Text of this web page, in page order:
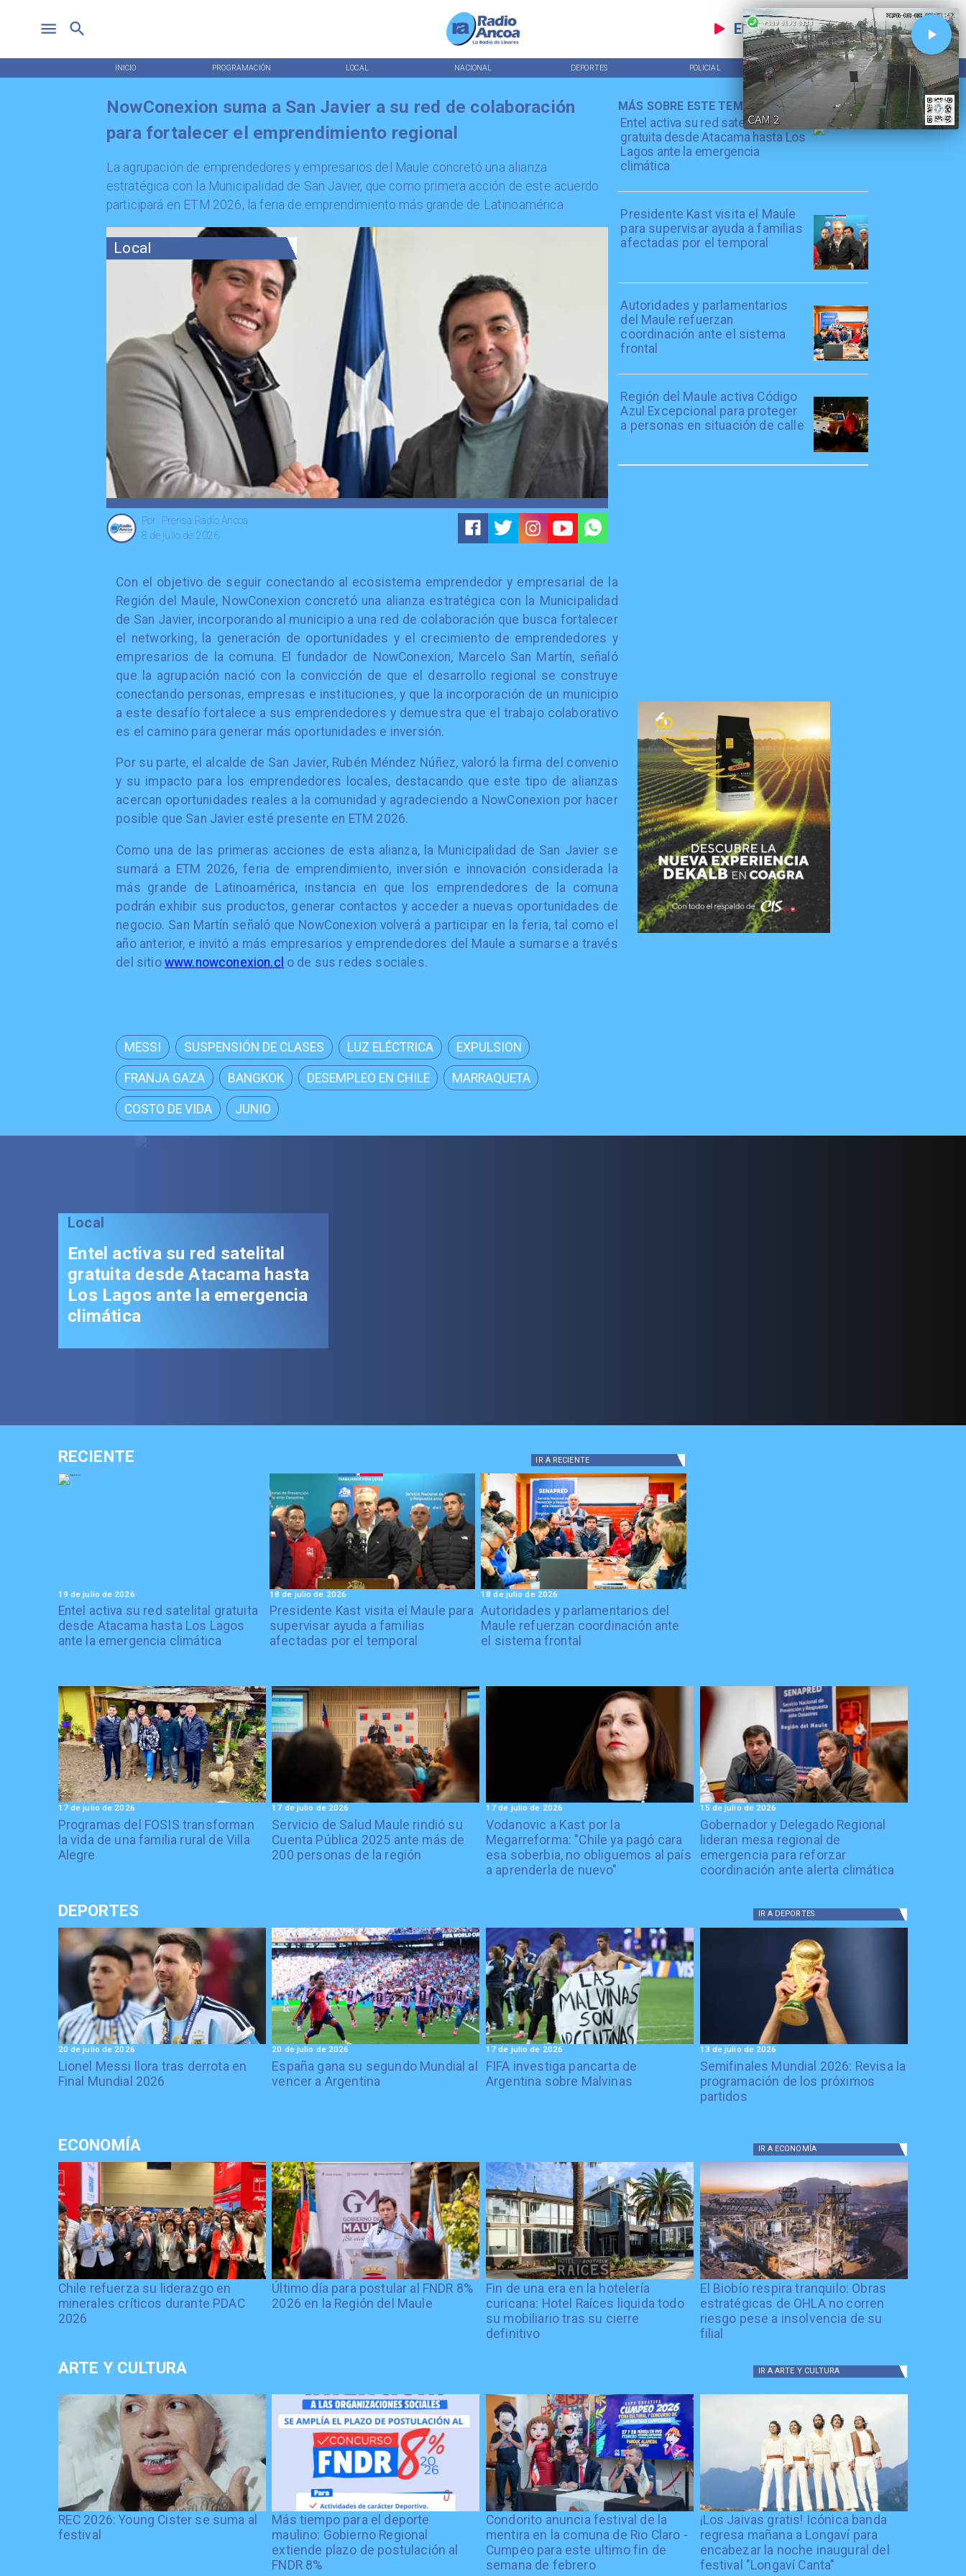
EN VIVO
INICIO PROGRAMACIÓN LOCAL NACIONAL DEPORTES POLICIAL TENDENCIAS
Local
Prensa Radio Ancoa
Por
8 de julio de 2026
Entel activa su red satelital
gratuita desde Atacama hasta Los
Lagos ante la emergencia
climática
Presidente Kast visita el Maule
para supervisar ayuda a familias
afectadas por el temporal
Autoridades y parlamentarios
del Maule refuerzan
coordinación ante el sistema
frontal
Región del Maule activa Código
Azul Excepcional para proteger
a personas en situación de calle
MÁS SOBRE ESTE TEMA
NowConexion suma a San Javier a su red de colaboración
para fortalecer el emprendimiento regional
​La agrupación de emprendedores y empresarios del Maule concretó una alianza
estratégica con la Municipalidad de San Javier, que como primera acción de este acuerdo
participará en ETM 2026, la feria de emprendimiento más grande de Latinoamérica.
Con el objetivo de seguir conectando al ecosistema emprendedor y empresarial de la
Región del Maule, NowConexion concretó una alianza estratégica con la Municipalidad
de San Javier, incorporando al municipio a una red de colaboración que busca fortalecer
el networking, la generación de oportunidades y el crecimiento de emprendedores y
empresarios de la comuna. El fundador de NowConexion, Marcelo San Martín, señaló
que la agrupación nació con la convicción de que el desarrollo regional se construye
conectando personas, empresas e instituciones, y que la incorporación de un municipio
a este desafío fortalece a sus emprendedores y demuestra que el trabajo colaborativo
es el camino para generar más oportunidades e inversión.
Por su parte, el alcalde de San Javier, Rubén Méndez Núñez, valoró la firma del convenio
y su impacto para los emprendedores locales, destacando que este tipo de alianzas
acercan oportunidades reales a la comunidad y agradeciendo a NowConexion por hacer
posible que San Javier esté presente en ETM 2026.
Como una de las primeras acciones de esta alianza, la Municipalidad de San Javier se
sumará a ETM 2026, feria de emprendimiento, inversión e innovación considerada la
más grande de Latinoamérica, instancia en que los emprendedores de la comuna
podrán exhibir sus productos, generar contactos y acceder a nuevas oportunidades de
negocio. San Martín señaló que NowConexion volverá a participar en la feria, tal como el
año anterior, e invitó a más empresarios y emprendedores del Maule a sumarse a través
del sitio www.nowconexion.cl o de sus redes sociales.
MESSI SUSPENSIÓN DE CLASES LUZ ELÉCTRICA EXPULSION
FRANJA GAZA BANGKOK DESEMPLEO EN CHILE MARRAQUETA
COSTO DE VIDA JUNIO
Local
Entel activa su red satelital
gratuita desde Atacama hasta
Los Lagos ante la emergencia
climática
RECIENTE IR A RECIENTE
Entel activa su red satelital gratuita
desde Atacama hasta Los Lagos
ante la emergencia climática
19 de julio de 2026
Presidente Kast visita el Maule para
supervisar ayuda a familias
afectadas por el temporal
18 de julio de 2026
Autoridades y parlamentarios del
Maule refuerzan coordinación ante
el sistema frontal
18 de julio de 2026
Programas del FOSIS transforman
la vida de una familia rural de Villa
Alegre
17 de julio de 2026
Servicio de Salud Maule rindió su
Cuenta Pública 2025 ante más de
200 personas de la región
17 de julio de 2026
Vodanovic a Kast por la
Megarreforma: "Chile ya pagó cara
esa soberbia, no obliguemos al país
a aprenderla de nuevo"
17 de julio de 2026
Gobernador y Delegado Regional
lideran mesa regional de
emergencia para reforzar
coordinación ante alerta climática
15 de julio de 2026
DEPORTES IR A DEPORTES
Lionel Messi llora tras derrota en
Final Mundial 2026
20 de julio de 2026
España gana su segundo Mundial al
vencer a Argentina
20 de julio de 2026
FIFA investiga pancarta de
Argentina sobre Malvinas
17 de julio de 2026
Semifinales Mundial 2026: Revisa la
programación de los próximos
partidos
13 de julio de 2026
ECONOMÍA IR A ECONOMÍA
Chile refuerza su liderazgo en
minerales críticos durante PDAC
2026
Último día para postular al FNDR 8%
2026 en la Región del Maule
Fin de una era en la hotelería
curicana: Hotel Raíces liquida todo
su mobiliario tras su cierre
definitivo
El Biobío respira tranquilo: Obras
estratégicas de OHLA no corren
riesgo pese a insolvencia de su
filial
ARTE Y CULTURA IR A ARTE Y CULTURA
REC 2026: Young Cister se suma al
festival
Más tiempo para el deporte
maulino: Gobierno Regional
extiende plazo de postulación al
FNDR 8%
Condorito anuncia festival de la
mentira en la comuna de Rio Claro -
Cumpeo para este ultimo fin de
semana de febrero
¡Los Jaivas gratis! Icónica banda
regresa mañana a Longaví para
encabezar la noche inaugural del
festival "Longaví Canta"